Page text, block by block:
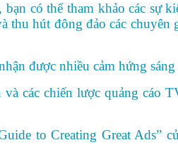
có thể tham khảo các sự
thu hút đông đảo các chuyên
được nhiều cảm hứng
các chiến lược quảng cáo
to Creating Great Ads”